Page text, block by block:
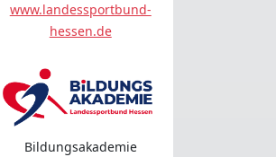
www.landessportbund-
hessen.de
Bildungsakademie